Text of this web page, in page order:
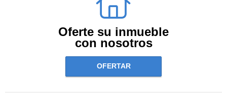
Oferte su inmueble
con nosotros
OFERTAR